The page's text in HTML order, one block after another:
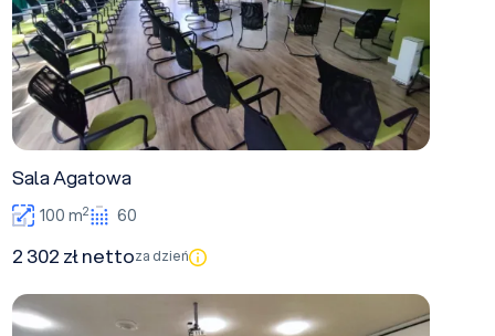
Sala Agatowa
100 m2 60
2 302 zł nettoza dzień
Sala Bursztynowa